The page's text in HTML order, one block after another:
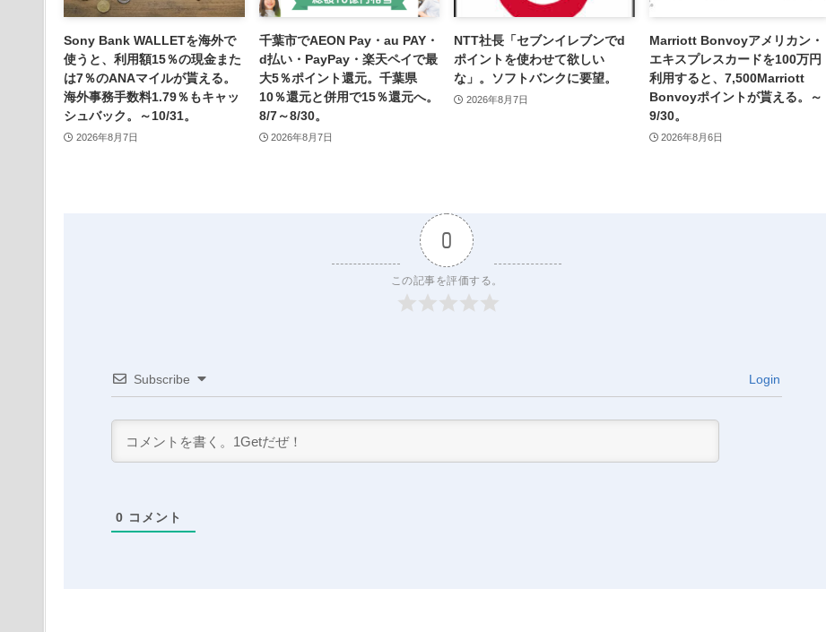
Sony Bank WALLETを海外で
使うと、利用額15％の現金また
は7％のANAマイルが貰える。
海外事務手数料1.79％もキャッ
シュバック。～10/31。
2026年8月7日
千葉市でAEON Pay・au PAY・
d払い・PayPay・楽天ペイで最
大5％ポイント還元。千葉県
10％還元と併用で15％還元へ。
8/7～8/30。
2026年8月7日
NTT社長「セブンイレブンでd
ポイントを使わせて欲しい
な」。ソフトバンクに要望。
2026年8月7日
Marriott Bonvoyアメリカン・
エキスプレスカードを100万円
利用すると、7,500Marriott
Bonvoyポイントが貰える。～
9/30。
2026年8月6日
0
この記事を評価する。
Subscribe Login
0 コメント